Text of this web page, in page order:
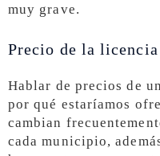
muy grave.
Precio de la
Hablar de precios de
por qué estaríamos
cambian
cada municipio,